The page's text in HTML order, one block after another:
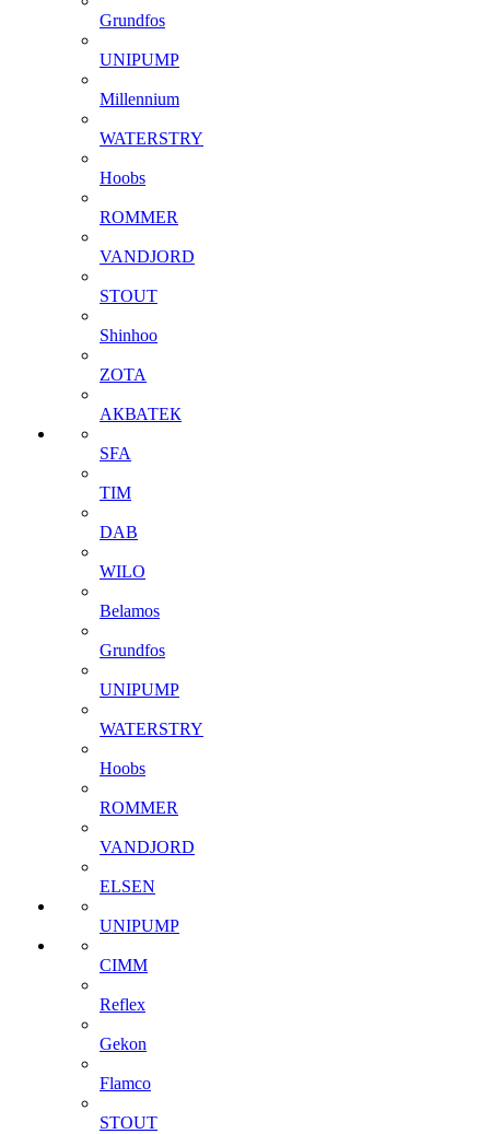
Grundfos
UNIPUMP
Millennium
WATERSTRY
Hoobs
ROMMER
VANDJORD
STOUT
Shinhoo
ZOTA
АКВАТЕК
SFA
TIM
DAB
WILO
Belamos
Grundfos
UNIPUMP
WATERSTRY
Hoobs
ROMMER
VANDJORD
ELSEN
UNIPUMP
CIMM
Reflex
Gekon
Flamco
STOUT